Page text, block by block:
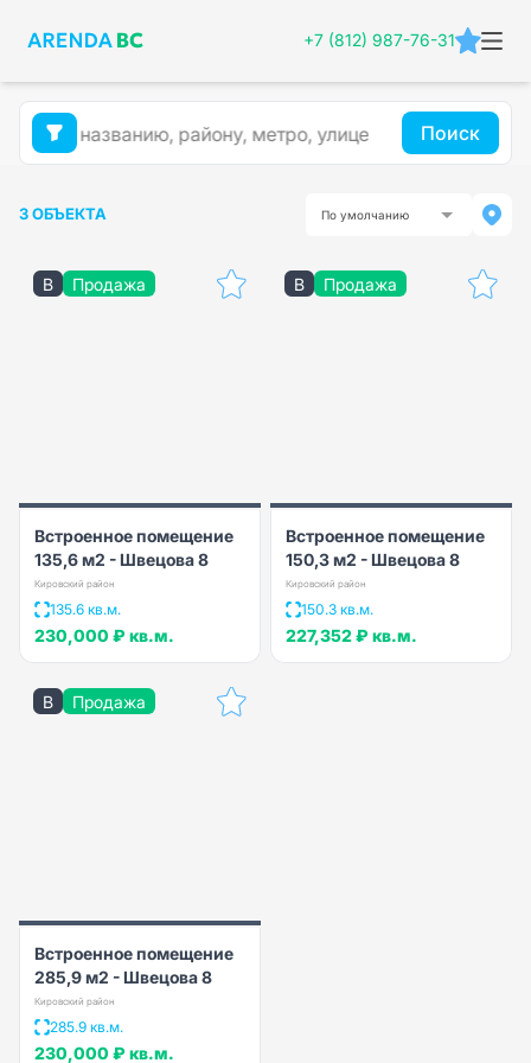
+7 (812) 987-76-31
Поиск
3 ОБЪЕКТА По умолчанию
B Продажа
Встроенное помещение
135,6 м2 - Швецова 8
Кировский район
135.6 кв.м.
230,000 ₽ кв.м.
B Продажа
Встроенное помещение
150,3 м2 - Швецова 8
Кировский район
150.3 кв.м.
227,352 ₽ кв.м.
B Продажа
Встроенное помещение
285,9 м2 - Швецова 8
Кировский район
285.9 кв.м.
230,000 ₽ кв.м.